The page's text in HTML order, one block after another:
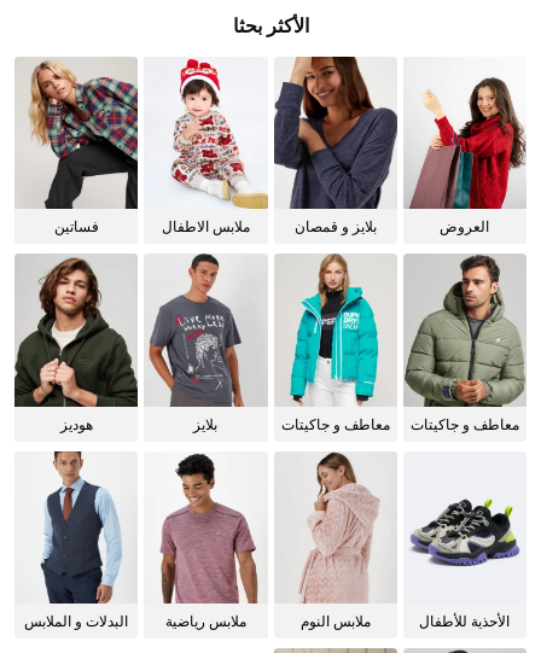
الأكثر بحثا
العروض
بلايز و قمصان
ملابس الاطفال فساتين
معاطف و جاكيتات
معاطف و جاكيتات
بلايز هوديز
الأحذية للأطفال
ملابس النوم
ملابس رياضية
البدلات و الملابس